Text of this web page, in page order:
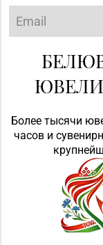
Более тысячи
часов и